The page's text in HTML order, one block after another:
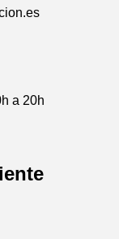
a 20h